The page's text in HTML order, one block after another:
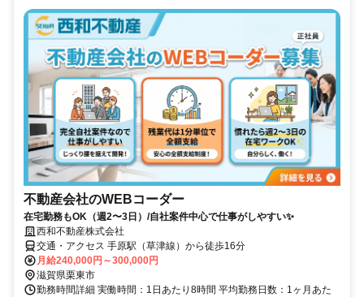
不動産会社のWEBコーダー
在宅勤務もOK（週2〜3日）/自社案件中心で仕事がしやすい✨
西和不動産株式会社
交通・アクセス 手原駅（草津線）から徒歩16分
月給240,000円～300,000円
滋賀県栗東市
勤務時間詳細 実働時間：1日あたり8時間 平均勤務日数：1ヶ月あた